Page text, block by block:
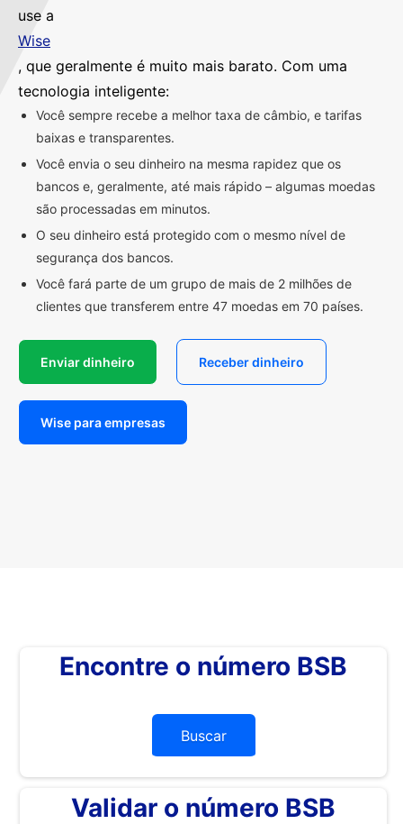
use a
Wise
, que geralmente é muito mais barato. Com uma
tecnologia inteligente:
Você sempre recebe a melhor taxa de câmbio, e tarifas
baixas e transparentes.
Você envia o seu dinheiro na mesma rapidez que os
bancos e, geralmente, até mais rápido – algumas moedas
são processadas em minutos.
O seu dinheiro está protegido com o mesmo nível de
segurança dos bancos.
Você fará parte de um grupo de mais de 2 milhões de
clientes que transferem entre 47 moedas em 70 países.
Enviar dinheiro Receber dinheiro
Wise para empresas
Encontre o número BSB
Buscar
Validar o número BSB